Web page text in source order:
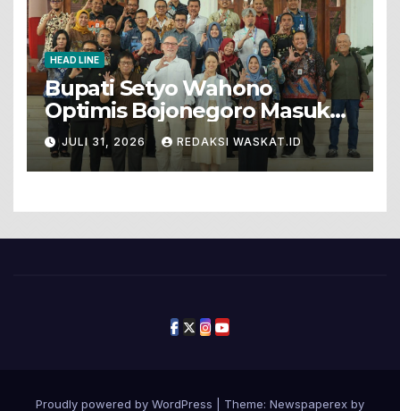
HEAD LINE
Bupati Setyo Wahono
Optimis Bojonegoro Masuk
Unesco Global Geopark
JULI 31, 2026 REDAKSI WASKAT.ID
Proudly powered by WordPress Theme: Newspaperex by